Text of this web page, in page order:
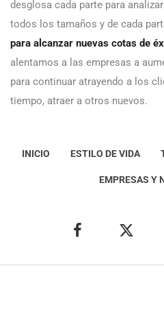
desglosa cada parte para
todos los tamaños y de cada
para alcanzar nuevas cotas de
alentamos a las empresas a
para continuar atrayendo a los
tiempo, atraer a otros nuevos.
INICIO ESTILO DE VIDA
EMPRESAS Y